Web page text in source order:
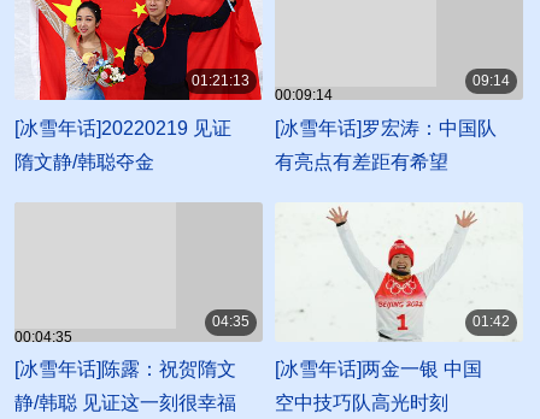
01:21:13
[冰雪年话]20220219 见证
隋文静/韩聪夺金
00:09:14
09:14
[冰雪年话]罗宏涛：中国队
有亮点有差距有希望
00:04:35
04:35
[冰雪年话]陈露：祝贺隋文
静/韩聪 见证这一刻很幸福
01:42
[冰雪年话]两金一银 中国
空中技巧队高光时刻